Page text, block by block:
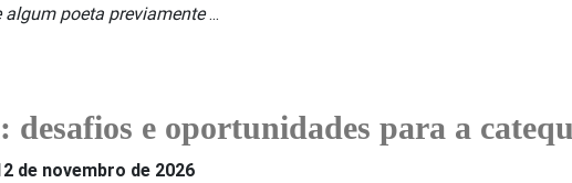
poeta previamente...
e oportunidades para a
de novembro de 2026